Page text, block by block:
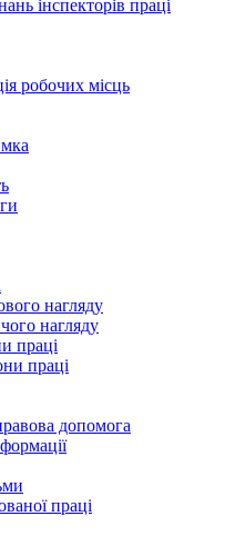
інспекторів праці
робочих місць
нагляду
нагляду
праці
праці
допомога
праці